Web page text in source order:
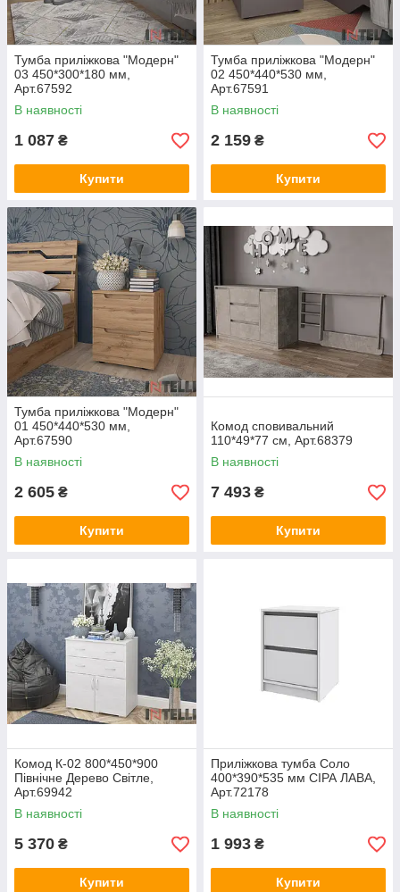
Тумба приліжкова "Модерн"
03 450*300*180 мм,
Арт.67592
В наявності
1 087 ₴
Купити
Тумба приліжкова "Модерн"
02 450*440*530 мм,
Арт.67591
В наявності
2 159 ₴
Купити
Тумба приліжкова "Модерн"
01 450*440*530 мм,
Арт.67590
В наявності
2 605 ₴
Купити
Комод сповивальний
110*49*77 см, Арт.68379
В наявності
7 493 ₴
Купити
Комод К-02 800*450*900
Північне Дерево Світле,
Арт.69942
В наявності
5 370 ₴
Купити
Приліжкова тумба Соло
400*390*535 мм СІРА ЛАВА,
Арт.72178
В наявності
1 993 ₴
Купити